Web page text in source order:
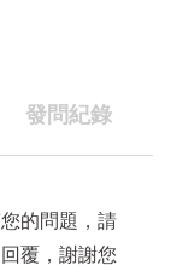
發問紀錄
的問題，請
覆，謝謝您